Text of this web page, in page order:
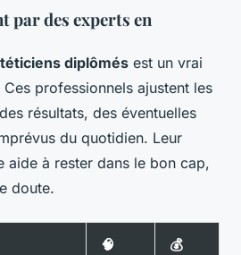
par des experts en
diplômés est un vrai
professionnels ajustent les
résultats, des éventuelles
du quotidien. Leur
aide à rester dans le bon cap,
doute.
🧠
💰